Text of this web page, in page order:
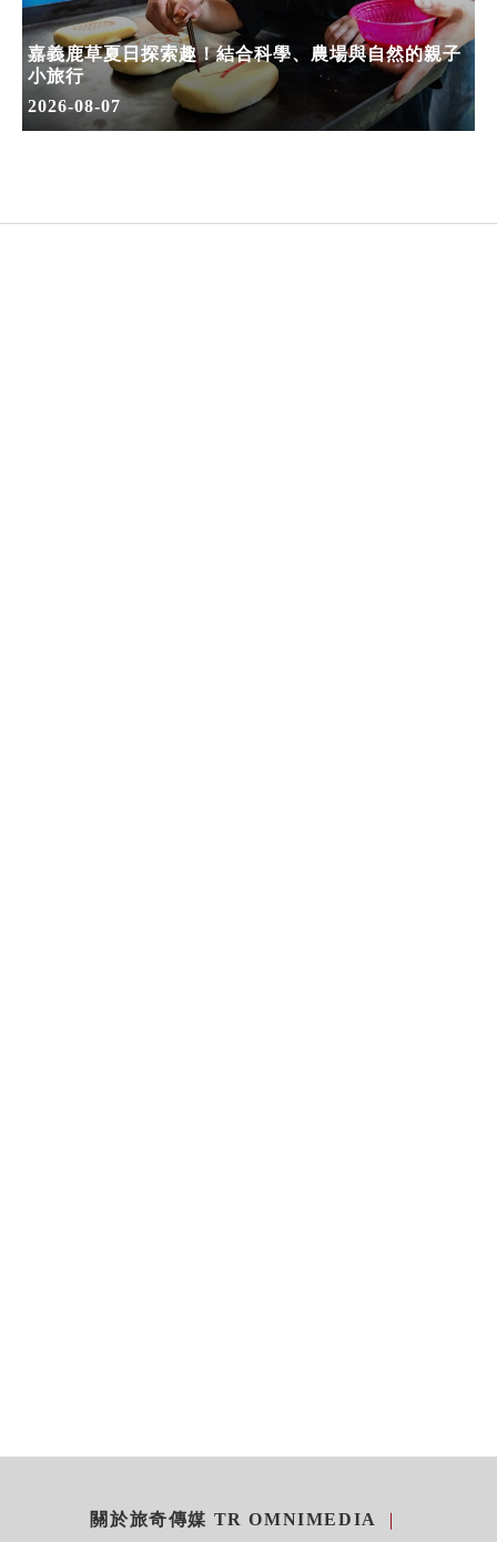
嘉義鹿草夏日探索趣！結合科學、農場與自然的親子
小旅行
2026-08-07
關於旅奇傳媒 TR OMNIMEDIA